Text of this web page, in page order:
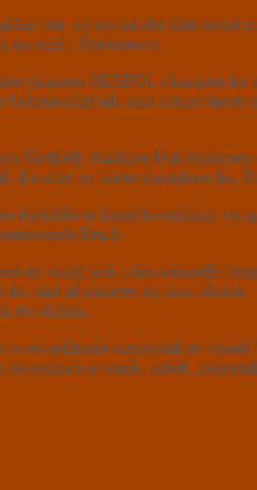
om, og sex da slet ikke noget
nu også i København.
gruppen SEXPOL i kampen for
bogstaveligt talt også meget
Gotthelf, Kathrine Høj
En efter en falder disciplene fra,
forholdsvis lange forestilling, og
Reich.
en vigtig brik i den seksuelle
start af placerer sig som fiktion
revolution.
overvældende scenografi er
er smuk, enkel,